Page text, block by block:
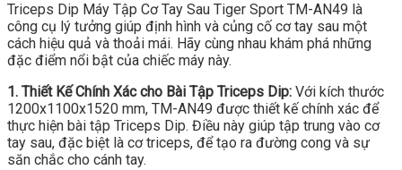
Triceps Dip Máy Tập Cơ Tay Sau Tiger Sport TM-AN49 là
công cụ lý tưởng giúp định hình và củng cố cơ tay sau một
cách hiệu quả và thoải mái. Hãy cùng nhau khám phá những
đặc điểm nổi bật của chiếc máy này.
1. Thiết Kế Chính Xác cho Bài Tập Triceps Dip: Với kích thước
1200x1100x1520 mm, TM-AN49 được thiết kế chính xác để
thực hiện bài tập Triceps Dip. Điều này giúp tập trung vào cơ
tay sau, đặc biệt là cơ triceps, để tạo ra đường cong và sự
săn chắc cho cánh tay.